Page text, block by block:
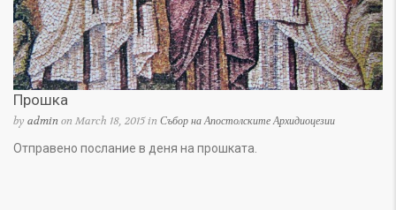
Прошка
by adminon March 18, 2015 in Събор на Апостолските Архидиоцезии
Отправено послание в деня на прошката.